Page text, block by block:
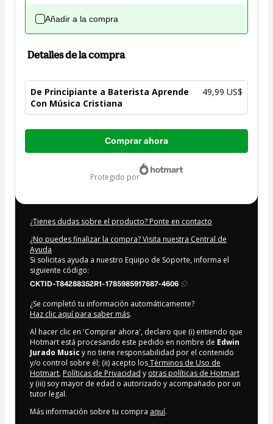
Añadir a la compra
Detalles de la compra
De Principiante a Baterista Aprende
Con Música Cristiana
49,99 US$
Total
Comprar ahora
protegido por
¿Tienes dudas sobre el producto? Ponte en contacto
¿No puedes finalizar la compra? Visita nuestra Central de
Ayuda
Si solicitas ayuda a nuestro Equipo de Soporte, informa el
siguiente código:
CKTID-T84288352R1-1785985917687-4606
¿Se completó tu información automáticamente?
Haz clic aquí para saber más.
Al hacer clic en 'Comprar ahora', declaro que (i) entiendo que
Hotmart está procesando este pedido en nombre de Edwin
Jurado Music y no tiene responsabilidad por el contenido
y/o control sobre él; (ii) acepto losTérminos de Uso de
Hotmart, Políticas de Privacidad y otras políticas de Hotmart
y (iii) soy mayor de edad o autorizado y acompañado por un
tutor legal.
Más información sobre tu compra aquí.